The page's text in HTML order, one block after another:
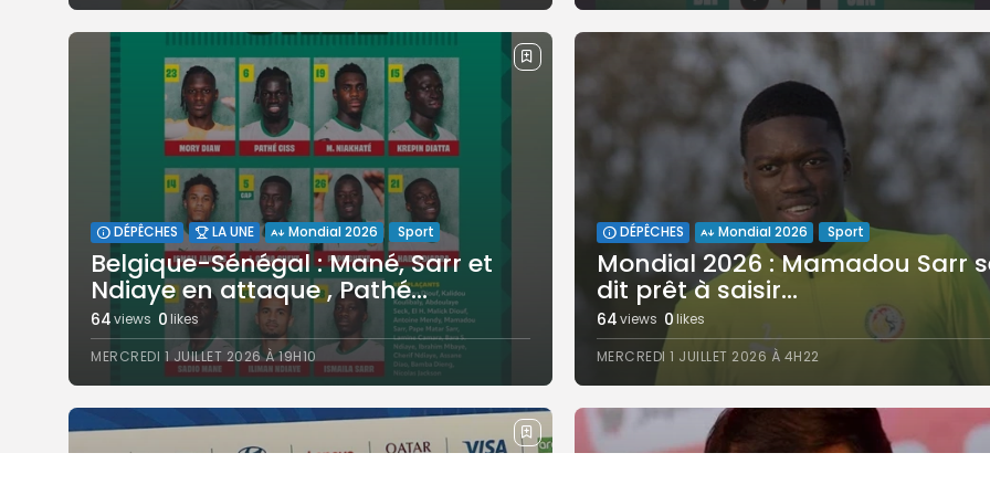
DÉPÊCHES LA UNE Mondial 2026 Sport
Belgique-Sénégal : Mané, Sarr et
Ndiaye en attaque , Pathé...
64views 0 likes
MERCREDI 1 JUILLET 2026 À 19H10
DÉPÊCHES Mondial 2026 Sport
‎Mondial 2026 : Mamadou Sarr
dit prêt à saisir...
64views 0likes
MERCREDI 1 JUILLET 2026 À 4H22